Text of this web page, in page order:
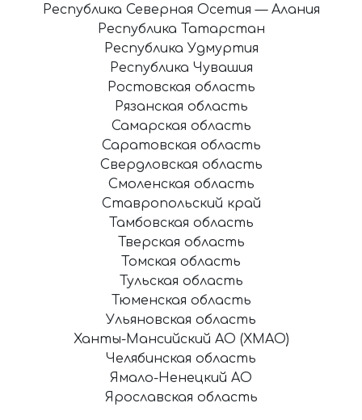
Республика Северная Осетия — Алания
Республика Татарстан
Республика Удмуртия
Республика Чувашия
Ростовская область
Рязанская область
Самарская область
Саратовская область
Свердловская область
Смоленская область
Ставропольский край
Тамбовская область
Тверская область
Томская область
Тульская область
Тюменская область
Ульяновская область
Ханты-Мансийский АО (ХМАО)
Челябинская область
Ямало-Ненецкий АО
Ярославская область